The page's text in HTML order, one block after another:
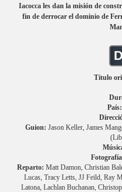
Iacocca les dan la misión de
fin de derrocar el dominio de
Título
País:
Guion: Jason Keller, James
Reparto: Matt Damon, Christian
Lucas, Tracy Letts, JJ Feild, Ray
Latona, Lachlan Buchanan,